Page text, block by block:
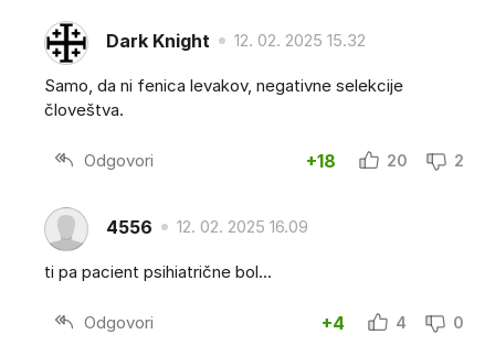
Dark Knight 12. 02. 2025 15.32
Samo, da ni fenica levakov, negativne selekcije
človeštva.
Odgovori +18 20 2
4556 12. 02. 2025 16.09
ti pa pacient psihiatrične bol...
Odgovori +4 4 0